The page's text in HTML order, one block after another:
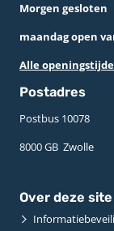
Morgen gesloten
maandag open
Alle
Postadres
Postbus 10078 ­
8000 GB ­ Zwolle
Over deze site